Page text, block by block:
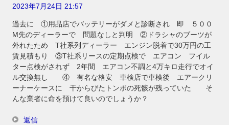
2023年7月24日 21:57
過去に ①用品店でバッテリーがダメと診断され 即 ５００
M先のディーラーで 問題なしと判明 ②ドラシャのブーツが
外れたため T社系列ディーラー エンジン脱着で30万円の工
賃見積もり ③T社系リースの定期点検で エアコン フイル
ター点検がされず 2年間 エアコン不調と4万キロ走行でオイ
ル交換無し ④ 有名な格安 車検店で車検後 エアークリ
ーナーケースに 干からびたトンボの死骸が残っていた そ
んな業者に命を預けて良いのでしょうか？
返信